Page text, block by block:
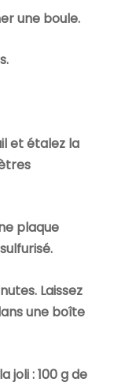
une boule.
et étalez la
plaque
Laissez
une boîte
joli : 100 g de